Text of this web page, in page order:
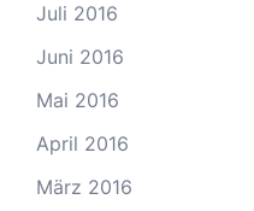
Juli 2016
Juni 2016
Mai 2016
April 2016
März 2016